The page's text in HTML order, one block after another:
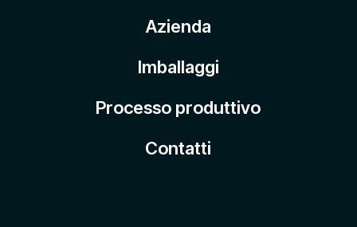
Azienda
Imballaggi
Processo produttivo
Contatti